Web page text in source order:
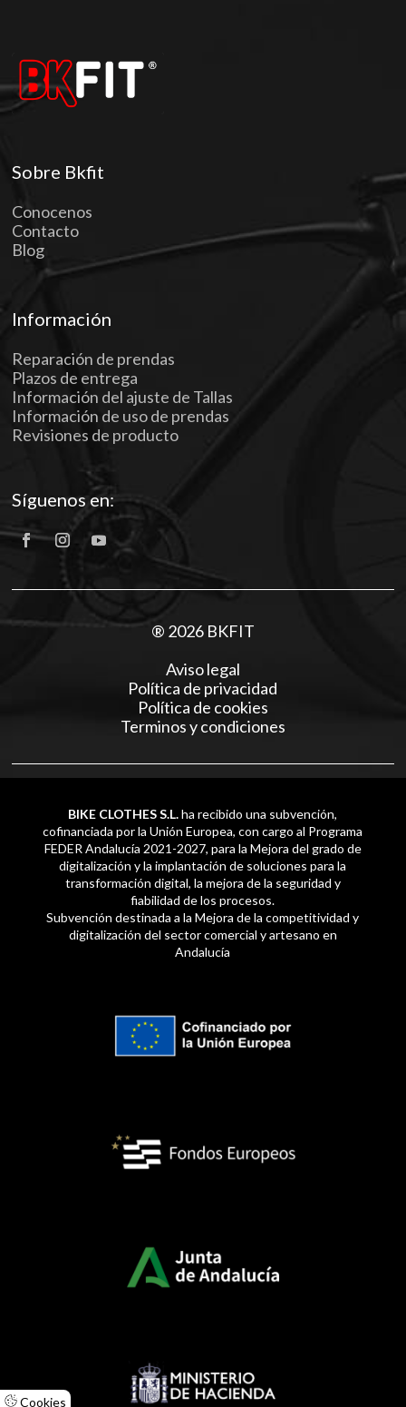
Sobre Bkfit
Conocenos
Contacto
Blog
Información
Reparación de prendas
Plazos de entrega
Información del ajuste de Tallas
Información de uso de prendas
Revisiones de producto
Síguenos en:
® 2026 BKFIT
Aviso legal
Política de privacidad
Política de cookies
Terminos y condiciones
BIKE CLOTHES S.L.ha recibido una subvención,
cofinanciada por la Unión Europea, con cargo al Programa
FEDER Andalucía 2021-2027, para la Mejora del grado de
digitalización y la implantación de soluciones para la
transformación digital, la mejora de la seguridad y
fiabilidad de los procesos.
Subvención destinada a la Mejora de la competitividad y
digitalización del sector comercial y artesano en
Andalucía
Cookies